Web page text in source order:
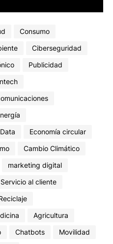
Consumo
Ciberseguridad
Publicidad
Economía circular
Cambio Climático
marketing digital
Servicio al cliente
Agricultura
Chatbots
Movilidad